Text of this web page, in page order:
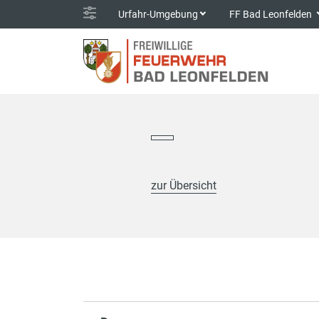
Urfahr-Umgebung FF Bad Leonfelden
zur Übersicht